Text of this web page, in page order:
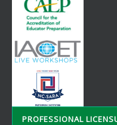
PROFESSIONAL